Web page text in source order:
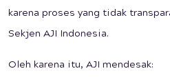
karena proses yang tidak
Sekjen AJI Indonesia.
Oleh karena itu, AJI mendesak: